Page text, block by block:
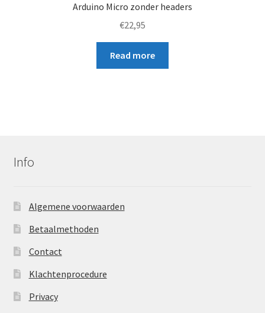
Arduino Micro zonder headers
€22,95
Read more
Info
Algemene voorwaarden
Betaalmethoden
Contact
Klachtenprocedure
Privacy